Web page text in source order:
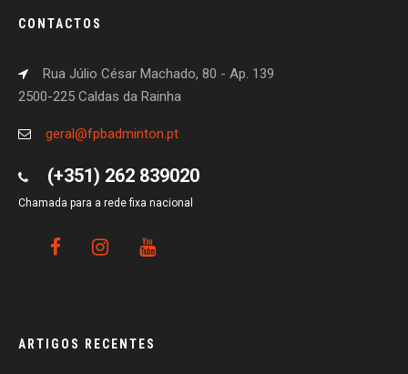
CONTACTOS
Rua Júlio César Machado, 80 - Ap. 139
2500-225 Caldas da Rainha
geral@fpbadminton.pt
(+351) 262 839020
Chamada para a rede fixa nacional
ARTIGOS RECENTES